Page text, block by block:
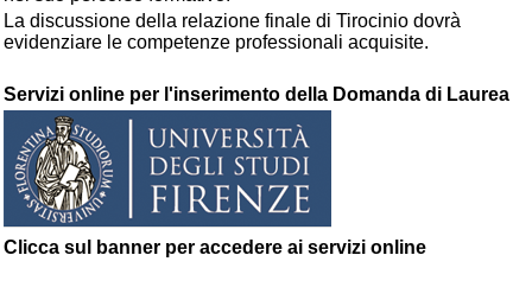
La discussione della relazione finale di Tirocinio dovrà
evidenziare le competenze professionali acquisite.
Servizi online per l'inserimento della Domanda di Laurea
Clicca sul banner per accedere ai servizi online